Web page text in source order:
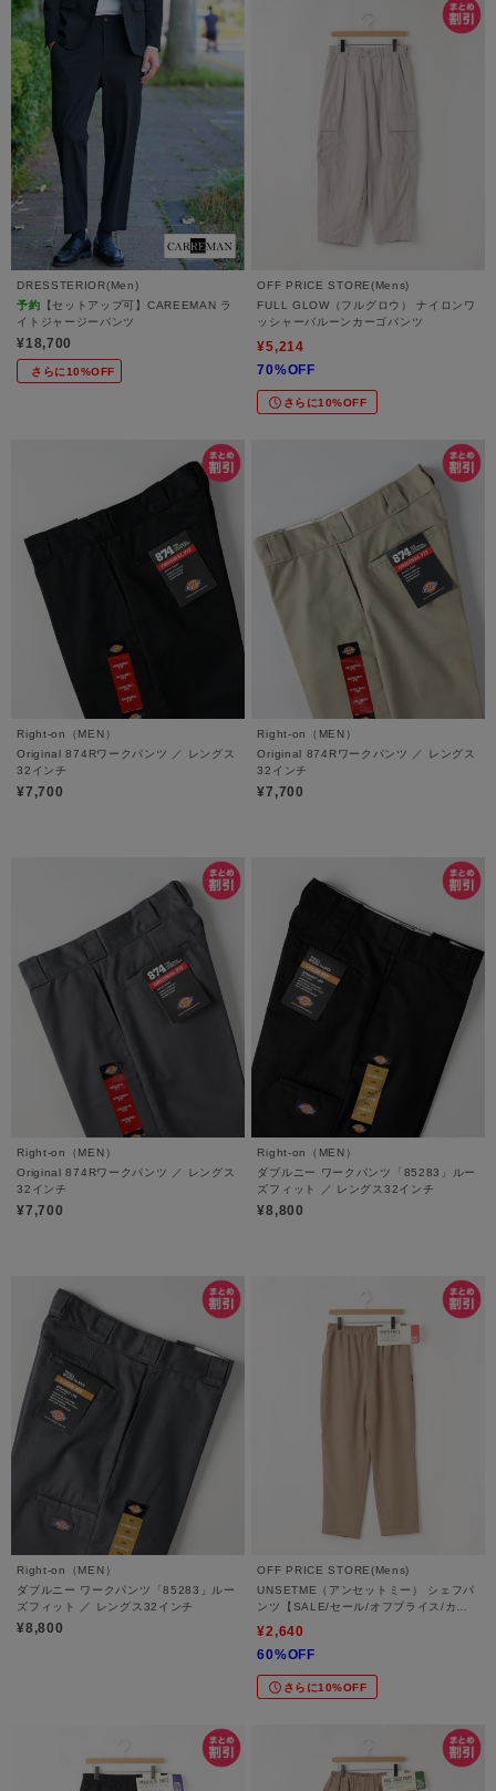
DRESSTERIOR(Men)
予約 【セットアップ可】CAREEMAN ラ
イトジャージーパンツ
¥18,700
さらに10%OFF
OFF PRICE STORE(Mens)
FULL GLOW（フルグロウ） ナイロンワ
ッシャーバルーンカーゴパンツ
¥5,214
70%OFF
さらに10%OFF
Right-on（MEN）
Original 874Rワークパンツ ／ レングス
32インチ
¥7,700
Right-on（MEN）
Original 874Rワークパンツ ／ レングス
32インチ
¥7,700
Right-on（MEN）
Original 874Rワークパンツ ／ レングス
32インチ
¥7,700
Right-on（MEN）
ダブルニー ワークパンツ「85283」ルー
ズフィット ／ レングス32インチ
¥8,800
Right-on（MEN）
ダブルニー ワークパンツ「85283」ルー
ズフィット ／ レングス32インチ
¥8,800
OFF PRICE STORE(Mens)
UNSETME（アンセットミー） シェフパ
ンツ【SALE/セール/オフプライス/カジ
ュアル/デイリー/トレンド】
¥2,640
60%OFF
さらに10%OFF